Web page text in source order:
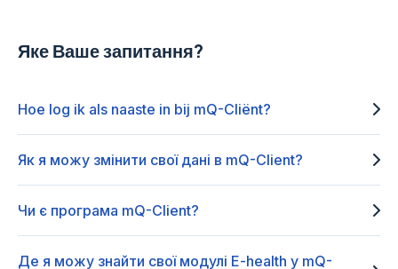
Яке Ваше запитання?
Hoe log ik als naaste in bij mQ-Cliënt?
Як я можу змінити свої дані в mQ-Client?
Чи є програма mQ-Client?
Де я можу знайти свої модулі E-health у mQ-